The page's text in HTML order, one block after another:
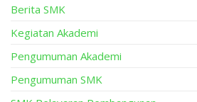
Berita SMK
Kegiatan Akademi
Pengumuman Akademi
Pengumuman SMK